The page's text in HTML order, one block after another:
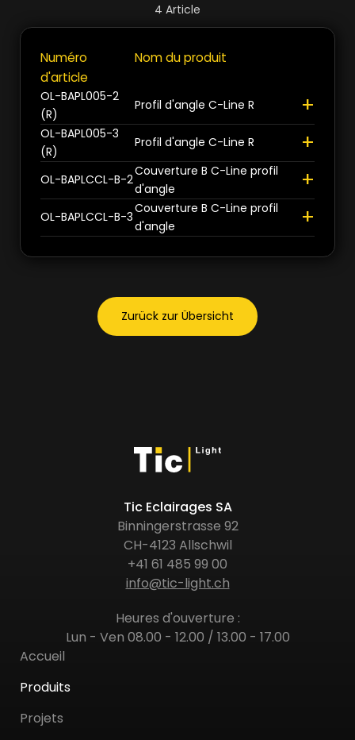
4 Article
Numéro
d'article
Nom du produit
OL-BAPL005-2
(R)
Profil d'angle C-Line R +
OL-BAPL005-3
(R)
Profil d'angle C-Line R +
OL-BAPLCCL-B-2
Couverture B C-Line profil
d'angle
+
OL-BAPLCCL-B-3
Couverture B C-Line profil
d'angle
+
Zurück zur Übersicht
Tic Eclairages SA
Binningerstrasse 92
CH-4123 Allschwil
+41 61 485 99 00
info@tic-light.ch
Heures d'ouverture :
Lun - Ven 08.00 - 12.00 / 13.00 - 17.00
Accueil
Produits
Projets